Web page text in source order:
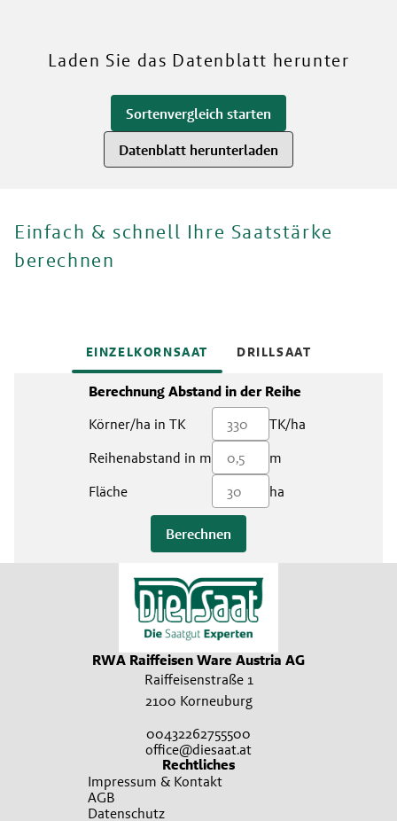
Mehr über unsere Sorten
Laden Sie das Datenblatt herunter
Sortenvergleich starten
Datenblatt herunterladen
Einfach & schnell Ihre Saatstärke
berechnen
EINZELKORNSAAT DRILLSAAT
Berechnung Abstand in der Reihe
Körner/ha in TK
TK/ha
Reihenabstand in m
m
Fläche
ha
Berechnen
RWA Raiffeisen Ware Austria AG
Raiffeisenstraße 1
2100 Korneuburg
00432262755500
office@diesaat.at
Rechtliches
Impressum & Kontakt
AGB
Datenschutz